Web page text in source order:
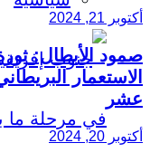
أكتوبر 21, 2024
صمود الأبطال:
الاستعمار
عشر
أكتوبر 20, 2024